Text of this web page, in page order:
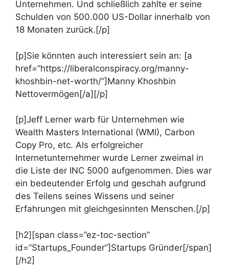
Unternehmen. Und schließlich zahlte er seine
Schulden von 500.000 US-Dollar innerhalb von
18 Monaten zurück.[/p]
[p]Sie könnten auch interessiert sein an: [a
href=”https://liberalconspiracy.org/manny-
khoshbin-net-worth/”]Manny Khoshbin
Nettovermögen[/a][/p]
[p]Jeff Lerner warb für Unternehmen wie
Wealth Masters International (WMI), Carbon
Copy Pro, etc. Als erfolgreicher
Internetunternehmer wurde Lerner zweimal in
die Liste der INC 5000 aufgenommen. Dies war
ein bedeutender Erfolg und geschah aufgrund
des Teilens seines Wissens und seiner
Erfahrungen mit gleichgesinnten Menschen.[/p]
[h2][span class=”ez-toc-section”
id=”Startups_Founder”]Startups Gründer[/span]
[/h2]